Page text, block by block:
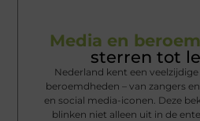
Media en
sterren tot
Nederland kent een
beroemdheden – van zangers
en social media-iconen. Deze
blinken niet alleen uit in de